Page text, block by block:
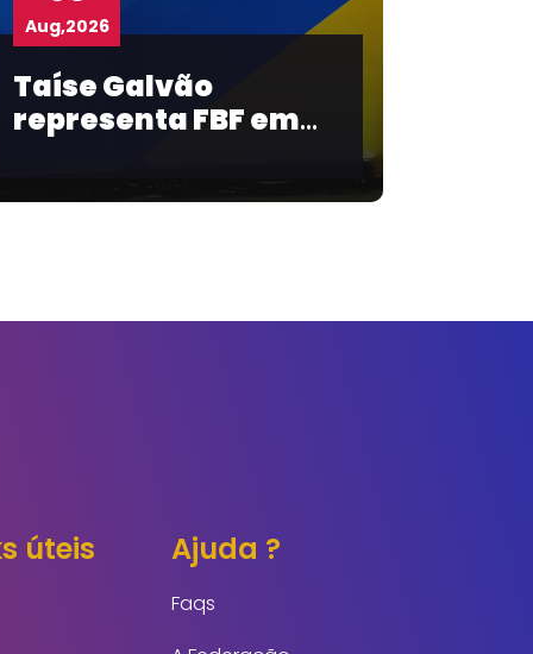
Fluminense de Feira
é campeão inédito
úteis Ajuda ?
Faqs